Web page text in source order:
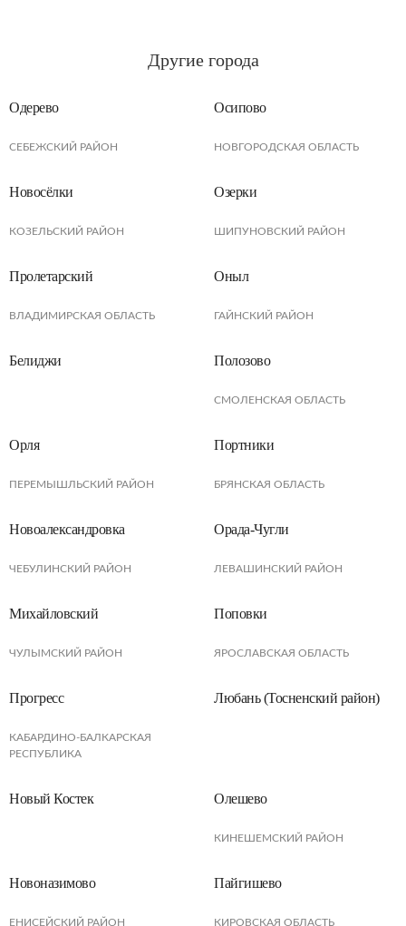
Другие города
Одерево
СЕБЕЖСКИЙ РАЙОН
Осипово
НОВГОРОДСКАЯ ОБЛАСТЬ
Новосёлки
КОЗЕЛЬСКИЙ РАЙОН
Озерки
ШИПУНОВСКИЙ РАЙОН
Пролетарский
ВЛАДИМИРСКАЯ ОБЛАСТЬ
Оныл
ГАЙНСКИЙ РАЙОН
Белиджи Полозово
СМОЛЕНСКАЯ ОБЛАСТЬ
Орля
ПЕРЕМЫШЛЬСКИЙ РАЙОН
Портники
БРЯНСКАЯ ОБЛАСТЬ
Новоалександровка
ЧЕБУЛИНCКИЙ РАЙОН
Орада-Чугли
ЛЕВАШИНСКИЙ РАЙОН
Михайловский
ЧУЛЫМСКИЙ РАЙОН
Поповки
ЯРОСЛАВСКАЯ ОБЛАСТЬ
Прогресс
КАБАРДИНО-БАЛКАРСКАЯ
РЕСПУБЛИКА
Любань (Тосненский район)
Новый Костек Олешево
КИНЕШЕМСКИЙ РАЙОН
Новоназимово
ЕНИСЕЙСКИЙ РАЙОН
Пайгишево
КИРОВСКАЯ ОБЛАСТЬ